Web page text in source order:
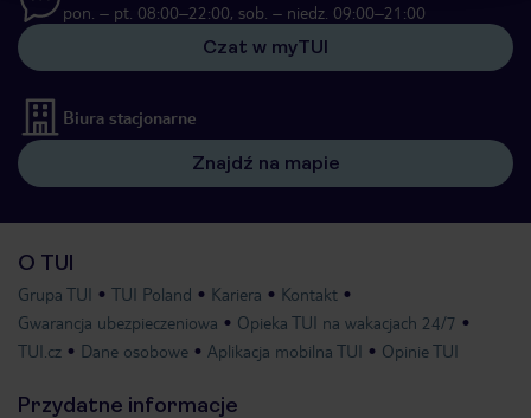
pon. – pt. 08:00–22:00, sob. – niedz. 09:00–21:00
Czat w myTUI
Biura stacjonarne
Znajdź na mapie
O TUI
Grupa TUI TUI Poland Kariera
Kontakt
Gwarancja ubezpieczeniowa
Opieka TUI na wakacjach 24/7
TUI.cz
Dane osobowe Aplikacja mobilna TUI Opinie TUI
Przydatne informacje